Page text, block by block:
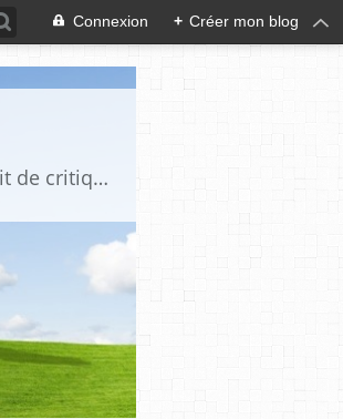
Connexion + Créer mon blog
Blog destiné à commenter l'actualité, politique, économique, culturelle, sportive, etc, dans un esprit de critique philosophique, d'esprit chrétien et français.La collaboration des lecteurs est souhaitée, de même que la courtoisie, et l'esprit de tolérance.